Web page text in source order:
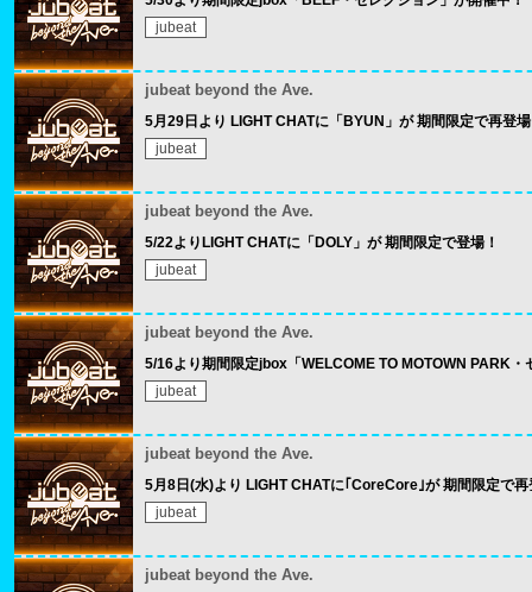
jubeat
jubeat beyond the Ave.
5月29日より LIGHT CHATに「BYUN」が 期間限定で再登
jubeat
jubeat beyond the Ave.
5/22よりLIGHT CHATに「DOLY」が 期間限定で登場！
jubeat
jubeat beyond the Ave.
5/16より期間限定jbox「WELCOME TO MOTOWN PARK・
jubeat
jubeat beyond the Ave.
5月8日(水)より LIGHT CHATに｢CoreCore｣が 期間限定で再
jubeat
jubeat beyond the Ave.